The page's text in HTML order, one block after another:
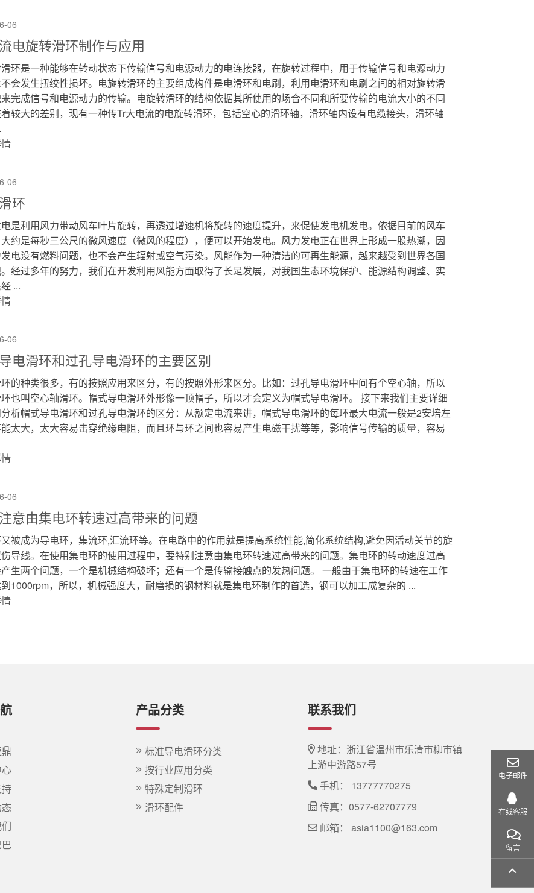
06
电旋转滑环制作与应用
环是一种能够在转动状态下传输信号和电源动力的电连接器，在旋转过程中，用于传输信号和电源动力
会发生扭绞性损坏。电旋转滑环的主要组成构件是电滑环和电刷，利用电滑环和电刷之间的相对旋转滑
完成信号和电源动力的传输。电旋转滑环的结构依据其所使用的场合不同和所要传输的电流大小的不同
较大的差别，现有一种传Tr大电流的电旋转滑环，包括空心的滑环轴，滑环轴内设有电缆接头，滑环轴
06
环
是利用风力带动风车叶片旋转，再透过增速机将旋转的速度提升，来促使发电机发电。依据目前的风车
约是每秒三公尺的微风速度（微风的程度），便可以开始发电。风力发电正在世界上形成一股热潮，因
电没有燃料问题，也不会产生辐射或空气污染。风能作为一种清洁的可再生能源，越来越受到世界各国
经过多年的努力，我们在开发利用风能方面取得了长足发展，对我国生态环境保护、能源结构调整、实
...
06
电滑环和过孔导电滑环的主要区别
的种类很多，有的按照应用来区分，有的按照外形来区分。比如：过孔导电滑环中间有个空心轴，所以
也叫空心轴滑环。帽式导电滑环外形像一顶帽子，所以才会定义为帽式导电滑环。 接下来我们主要详细
析帽式导电滑环和过孔导电滑环的区分：从额定电流来讲，帽式导电滑环的每环最大电流一般是2安培左
太大，太大容易击穿绝缘电阻，而且环与环之间也容易产生电磁干扰等等，影响信号传输的质量，容易
06
意由集电环转速过高带来的问题
被成为导电环，集流环,汇流环等。在电路中的作用就是提高系统性能,简化系统结构,避免因活动关节的旋
导线。在使用集电环的使用过程中，要特别注意由集电环转速过高带来的问题。集电环的转动速度过高
生两个问题，一个是机械结构破坏；还有一个是传输接触点的发热问题。 一般由于集电环的转速在工作
1000rpm，所以，机械强度大，耐磨损的钢材料就是集电环制作的首选，钢可以加工成复杂的 ...
产品分类
标准导电滑环分类
按行业应用分类
特殊定制滑环
滑环配件
联系我们
地址：浙江省温州市乐清市柳市镇
上游中游路57号
手机： 13777770275
传真：0577-62707779
邮箱： asia1100@163.com
电子邮件
在线客服
留言